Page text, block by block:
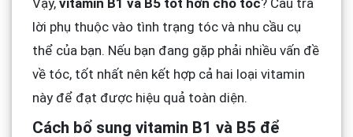
lời phụ thuộc vào tình trạng tóc và nhu cầu cụ
thể của bạn. Nếu bạn đang gặp phải nhiều vấn đề
về tóc, tốt nhất nên kết hợp cả hai loại vitamin
này để đạt được hiệu quả toàn diện.
Cách bổ sung vitamin B1 và B5 để